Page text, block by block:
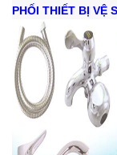
PHỐI THIẾT BỊ VỆ